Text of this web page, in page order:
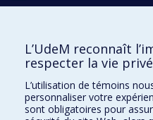
Comment soutenir le
BESOIN D'AIDE?
Plan du site
Signaler une erreur
L’UdeM reconnaît
respecter la vie
L’utilisation de témoins
personnaliser votre
sont obligatoires pour